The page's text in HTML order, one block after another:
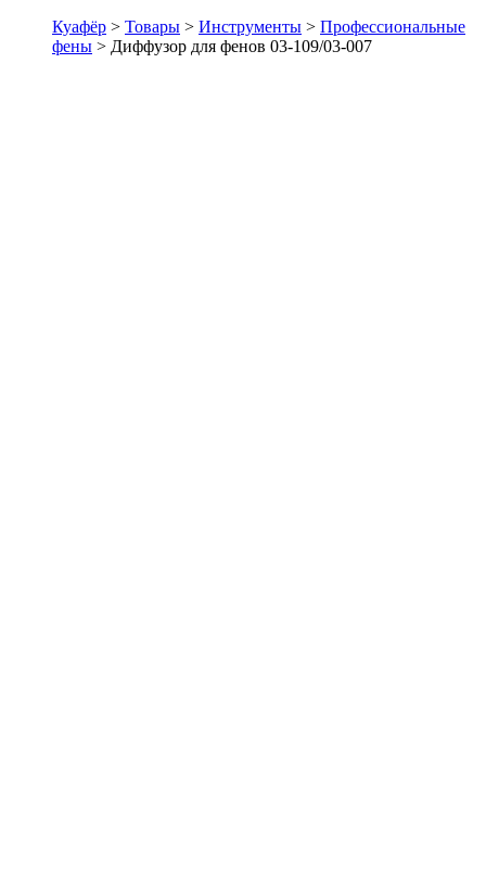
Куафёр > Товары > Инструменты > Профессиональные
фены > Диффузор для фенов 03-109/03-007